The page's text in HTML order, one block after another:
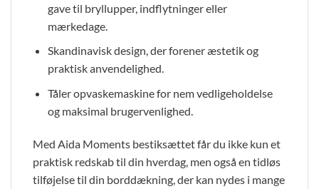
gave til bryllupper, indflytninger eller
mærkedage.
Skandinavisk design, der forener æstetik og
praktisk anvendelighed.
Tåler opvaskemaskine for nem vedligeholdelse
og maksimal brugervenlighed.
Med Aida Moments bestiksættet får du ikke kun et
praktisk redskab til din hverdag, men også en tidløs
tilføjelse til din borddækning, der kan nydes i mange